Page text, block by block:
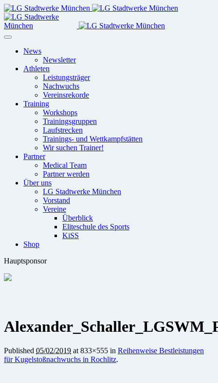
News
Newsletter
Athleten
Leistungsträger
Nachwuchs
Vereinsrekorde
Training
Workshops
Trainingsgruppen
Laufstrecken
Trainings- und Wettkampfstätten
Wir suchen Trainer!
Partner
Medical Team
Partner werden
Über uns
LG Stadtwerke München
Vorstand
Vereine
Überblick
Eliteschule des Sports
KiSS
Shop
Hauptsponsor
Published 05/02/2019 at 833×555 in Reihenweise Bestleistungen
für Kugelstoßnachwuchs in Rochlitz.